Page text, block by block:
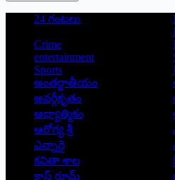
24 గంటలు
Crime
entertainment
Sports
అంతర్జాతీయం
అవర్గీకృతం
ఆధ్యాత్మికం
ఆరోగ్య శ్రీ
ఎన్నారై
కవితా శాల
క్లాస్ రూమ్